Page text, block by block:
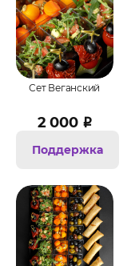
Сет Веганский
2 000 ₽
Поддержка